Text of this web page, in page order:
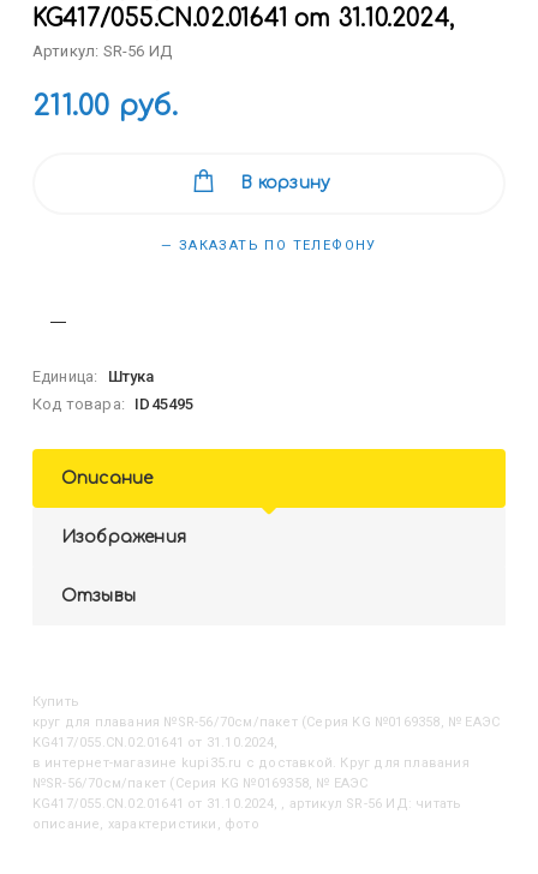
KG417/055.CN.02.01641 от 31.10.2024,
Артикул: SR-56 ИД
211.00 руб.
В корзину
— ЗАКАЗАТЬ ПО ТЕЛЕФОНУ
Единица:
Штука
Код товара:
ID45495
Описание
Изображения
Отзывы
Купить
Круг для плавания №SR-56/70см/пакет (Серия KG №0169358, № ЕАЭС
KG417/055.CN.02.01641 от 31.10.2024,
в интернет-магазине kupi35.ru с доставкой. Круг для плавания
№SR-56/70см/пакет (Серия KG №0169358, № ЕАЭС
KG417/055.CN.02.01641 от 31.10.2024, , артикул SR-56 ИД: читать
описание, характеристики, фото